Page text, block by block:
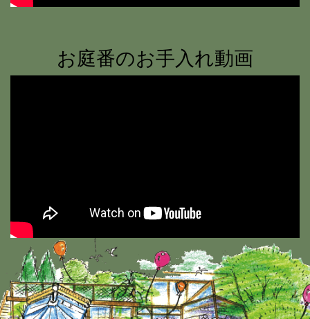
お庭番のお手入れ動画